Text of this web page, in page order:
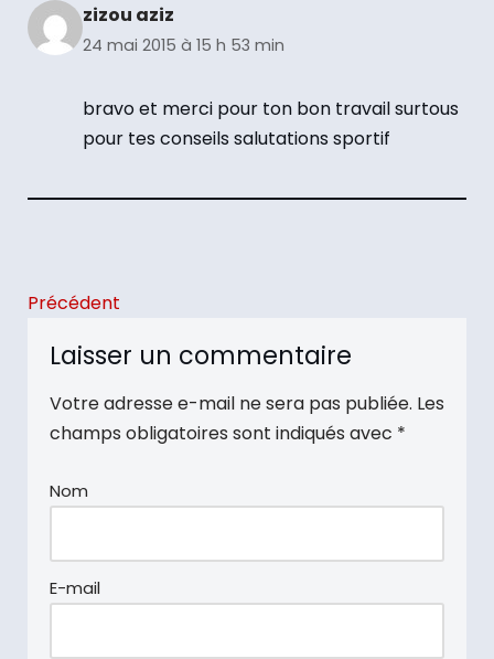
zizou aziz
24 mai 2015 à 15 h 53 min
bravo et merci pour ton bon travail surtous
pour tes conseils salutations sportif
Précédent
Laisser un commentaire
Votre adresse e-mail ne sera pas publiée. Les
champs obligatoires sont indiqués avec *
Nom
E-mail